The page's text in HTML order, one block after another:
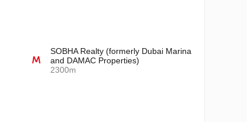
SOBHA Realty (formerly Dubai Marina
and DAMAC Properties)
2300m